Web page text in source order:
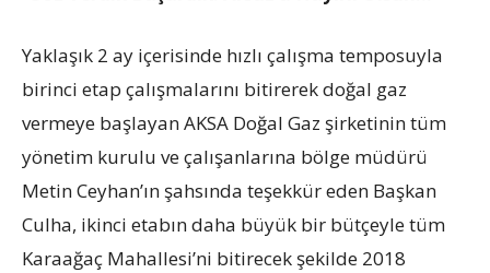
Yaklaşık 2 ay içerisinde hızlı çalışma temposuyla
birinci etap çalışmalarını bitirerek doğal gaz
vermeye başlayan AKSA Doğal Gaz şirketinin tüm
yönetim kurulu ve çalışanlarına bölge müdürü
Metin Ceyhan’ın şahsında teşekkür eden Başkan
Culha, ikinci etabın daha büyük bir bütçeyle tüm
Karaağaç Mahallesi’ni bitirecek şekilde 2018